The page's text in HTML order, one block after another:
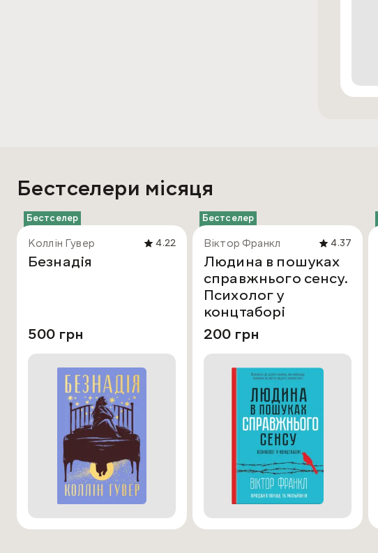
Бестселери місяця
Бестселер
Коллін Гувер 4.22
Безнадія
500 грн
Бестселер
Віктор Франкл 4.37
Людина в пошуках
справжнього сенсу.
Психолог у
концтаборі
200 грн